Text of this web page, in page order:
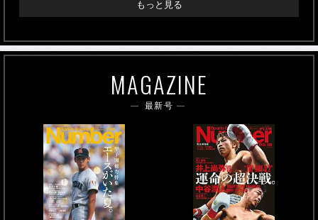
もっと見る
MAGAZINE
最新号